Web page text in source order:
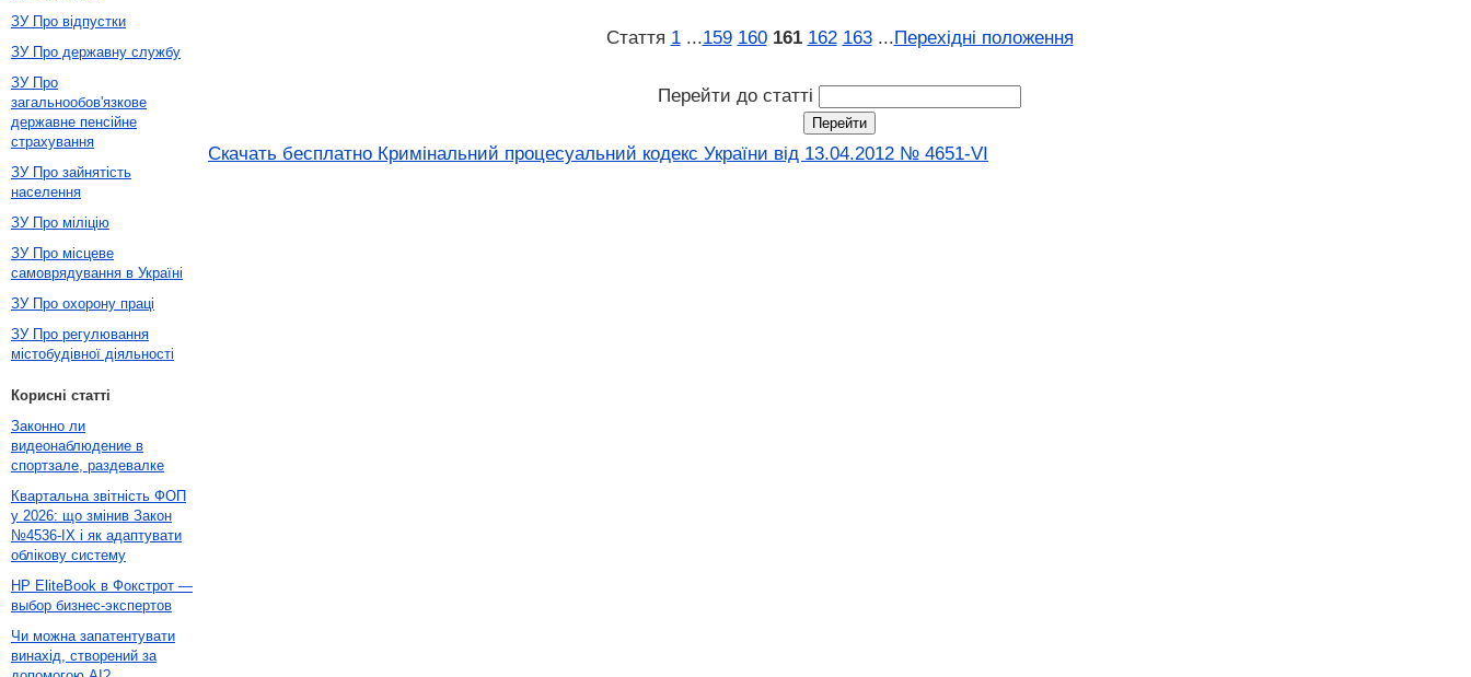
Стаття 1 ...159 160 161 162 163 ...Перехідні положення
Перейти до статті
Скачать бесплатно Кримінальний процесуальний кодекс України від 13.04.2012 № 4651-VI
ЗУ Про відпустки
ЗУ Про державну службу
ЗУ Про
загальнообов'язкове
державне пенсійне
страхування
ЗУ Про зайнятість
населення
ЗУ Про міліцію
ЗУ Про місцеве
самоврядування в Україні
ЗУ Про охорону праці
ЗУ Про регулювання
містобудівної діяльності
Корисні статті
Законно ли
видеонаблюдение в
спортзале, раздевалке
Квартальна звітність ФОП
у 2026: що змінив Закон
№4536-IX і як адаптувати
облікову систему
HP EliteBook в Фокстрот —
выбор бизнес-экспертов
Чи можна запатентувати
винахід, створений за